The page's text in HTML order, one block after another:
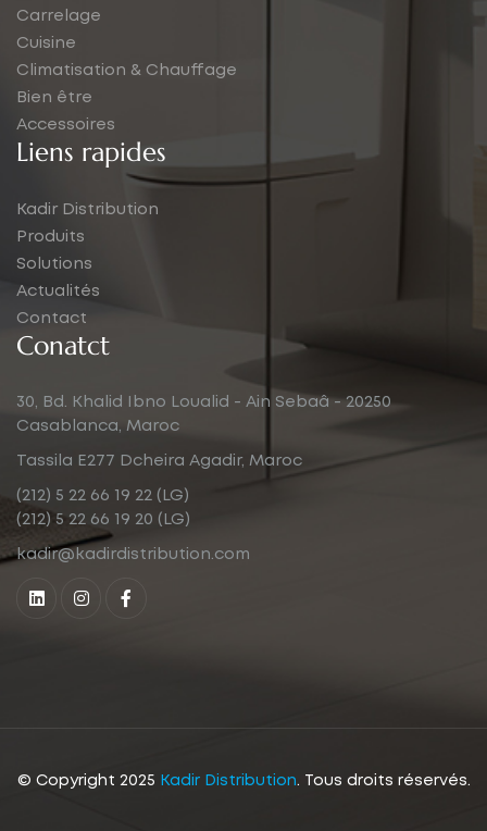
Carrelage
Cuisine
Climatisation & Chauffage
Bien être
Accessoires
Liens rapides
Kadir Distribution
Produits
Solutions
Actualités
Contact
Conatct
30, Bd. Khalid Ibno Loualid - Ain Sebaâ - 20250
Casablanca, Maroc
Tassila E277 Dcheira Agadir, Maroc
(212) 5 22 66 19 22 (LG)
(212) 5 22 66 19 20 (LG)
kadir@kadirdistribution.com
© Copyright 2025 Kadir Distribution. Tous droits réservés.